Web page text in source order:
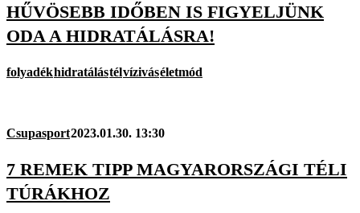
HŰVÖSEBB IDŐBEN IS FIGYELJÜNK
ODA A HIDRATÁLÁSRA!
folyadékhidratálástélvíziváséletmód
Csupasport2023.01.30. 13:30
7 REMEK TIPP MAGYARORSZÁGI TÉLI
TÚRÁKHOZ